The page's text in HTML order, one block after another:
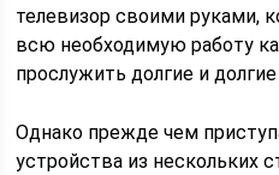
телевизор своими руками,
всю необходимую работу
прослужить долгие и
Однако прежде чем
устройства из нескольких